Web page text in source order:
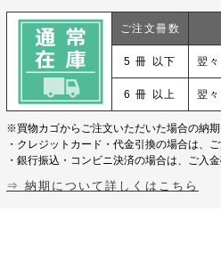
ご注文冊数
5 冊 以下 翌
6 冊 以上 翌
※買物カゴからご注文いただいた場合の納期
・クレジットカード・代金引換の場合は、ご
・銀行振込・コンビニ決済の場合は、ご入
⇒ 納期について詳しくはこちら